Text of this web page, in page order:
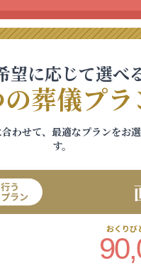
望に応じて選べ
葬儀プラ
わせて、最適なプランをお
す。
う
ラン
おくりび